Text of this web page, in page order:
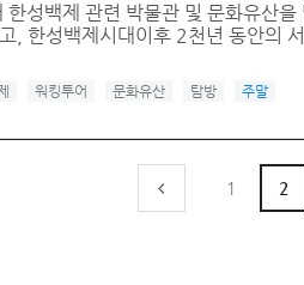
한성백제 관련 박물관 및 문화유산
, 한성백제시대이후 2천년 동안의
워킹투어 문화유산 탐방 주말
1 2